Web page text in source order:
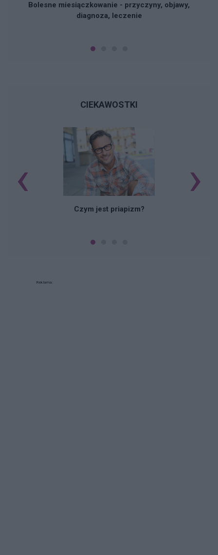
Bolesne miesiączkowanie - przyczyny, objawy,
diagnoza, leczenie
CIEKAWOSTKI
Czym jest priapizm?
‹ ›
Reklama: